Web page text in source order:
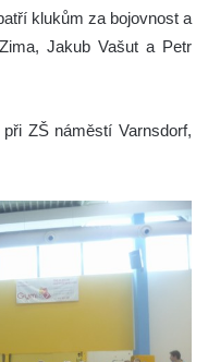
klukům za bojovnost a
Jakub Vašut a Petr
ZŠ náměstí Varnsdorf,